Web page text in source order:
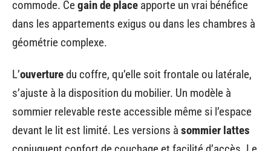
commode. Cegain de place apporte un vrai bénéfice
dans les appartements exigus ou dans les chambres à
géométrie complexe.
L’ouverturedu coffre, qu’elle soit frontale ou latérale,
s’ajuste à la disposition du mobilier. Un modèle à
sommier relevable reste accessible même si l’espace
devant le lit est limité. Les versions à sommier lattes